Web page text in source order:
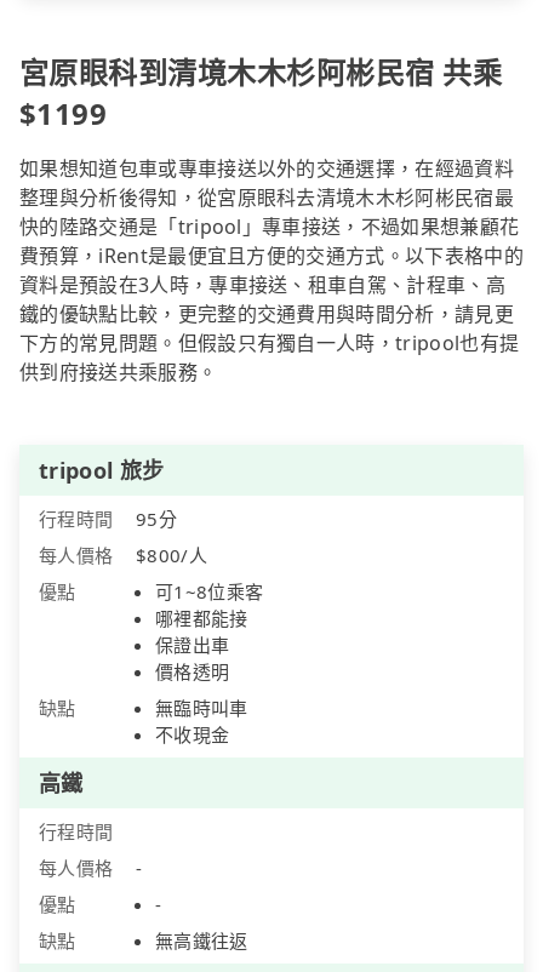
宮原眼科到清境木木杉阿彬民宿 共乘
$1199
如果想知道包車或專車接送以外的交通選擇，在經過資料
整理與分析後得知，從宮原眼科去清境木木杉阿彬民宿最
快的陸路交通是「tripool」專車接送，不過如果想兼顧花
費預算，iRent是最便宜且方便的交通方式。以下表格中的
資料是預設在3人時，專車接送、租車自駕、計程車、高
鐵的優缺點比較，更完整的交通費用與時間分析，請見更
下方的常見問題。但假設只有獨自一人時，tripool也有提
供到府接送共乘服務。
tripool 旅步
行程時間
95分
每人價格
$800/人
優點
可1~8位乘客
哪裡都能接
保證出車
價格透明
缺點
無臨時叫車
不收現金
高鐵
行程時間
每人價格
-
優點
-
缺點
無高鐵往返